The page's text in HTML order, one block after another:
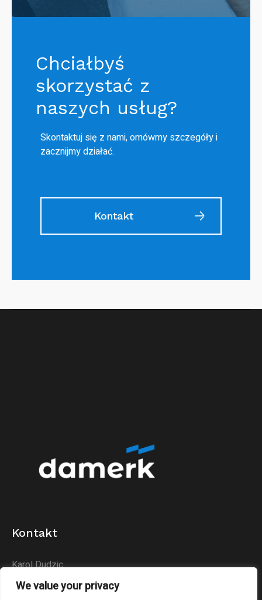
We value your privacy
Chciałbyś
skorzystać z
naszych usług?
Skontaktuj się z nami, omówmy szczegóły i
zacznijmy działać.
Kontakt
Kontakt
Karol Dudzic
Huta Podłysica 24B
26-004 Bieliny